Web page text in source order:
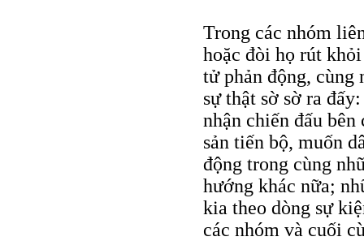
Trong các nhóm
hoặc đòi họ rút
tử phản động,
sự thật sờ sờ ra
nhận chiến đấu
sản tiến bộ, muốn
động trong cùng
hướng khác nữa;
kia theo dòng sự
các nhóm và cuối